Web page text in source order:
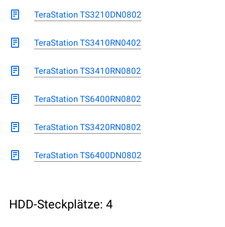
TeraStation TS3210DN0802
TeraStation TS3410RN0402
TeraStation TS3410RN0802
TeraStation TS6400RN0802
TeraStation TS3420RN0802
TeraStation TS6400DN0802
HDD-Steckplätze: 4